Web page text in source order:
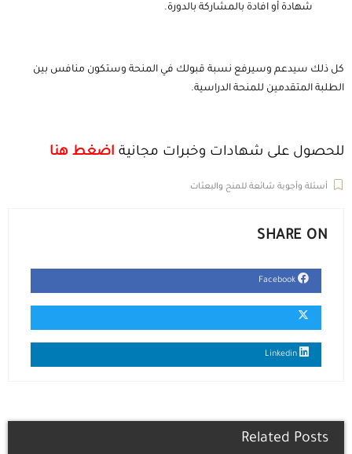
شهادة أو افادة بالمشاركة بالدورة.
كل ذلك سيدعم وسيرفع نسبة قبولك في المنحة وستكون منافس بين
الطلبة المتقدمين للمنحة الدراسية.
للحصول على شهادات وخبرات مجانية اضغط هنا
أسئلة وأجوبة شائعة للمنح والبعثات
SHARE ON
Related Posts